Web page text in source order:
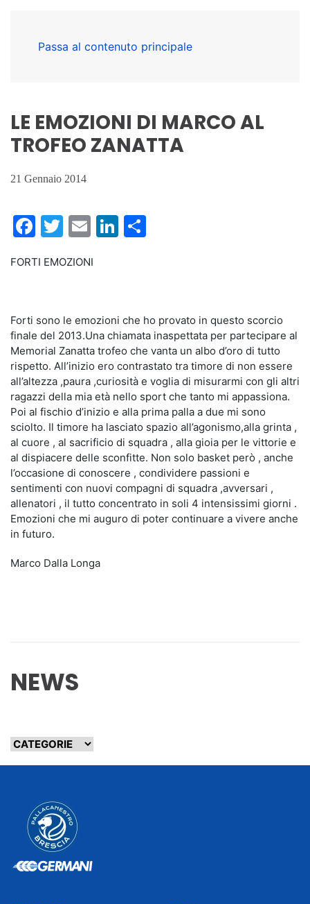
Passa al contenuto principale
LE EMOZIONI DI MARCO AL
TROFEO ZANATTA
21 Gennaio 2014
Facebook
Twitter
EmailLinkedIn
FORTI EMOZIONI
Forti sono le emozioni che ho provato in questo scorcio
finale del 2013.Una chiamata inaspettata per partecipare al
Memorial Zanatta trofeo che vanta un albo d’oro di tutto
rispetto. All’inizio ero contrastato tra timore di non essere
all’altezza ,paura ,curiosità e voglia di misurarmi con gli altri
ragazzi della mia età nello sport che tanto mi appassiona.
Poi al fischio d’inizio e alla prima palla a due mi sono
sciolto. Il timore ha lasciato spazio all’agonismo,alla grinta ,
al cuore , al sacrificio di squadra , alla gioia per le vittorie e
al dispiacere delle sconfitte. Non solo basket però , anche
l’occasione di conoscere , condividere passioni e
sentimenti con nuovi compagni di squadra ,avversari ,
allenatori , il tutto concentrato in soli 4 intensissimi giorni .
Emozioni che mi auguro di poter continuare a vivere anche
in futuro.
Marco Dalla Longa
NEWS